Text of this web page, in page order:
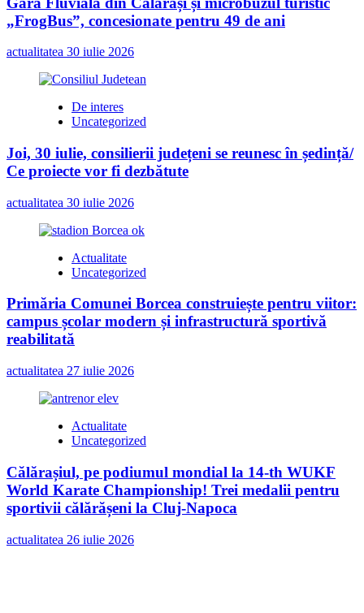
„FrogBus”, concesionate pentru 49 de ani
actualitatea 30 iulie 2026
De interes
Uncategorized
Joi, 30 iulie, consilierii județeni se reunesc în ședință/
Ce proiecte vor fi dezbătute
actualitatea 30 iulie 2026
Actualitate
Uncategorized
Primăria Comunei Borcea construiește pentru viitor:
campus școlar modern și infrastructură sportivă
reabilitată
actualitatea 27 iulie 2026
Actualitate
Uncategorized
Călărașiul, pe podiumul mondial la 14-th WUKF
World Karate Championship! Trei medalii pentru
sportivii călărășeni la Cluj-Napoca
actualitatea 26 iulie 2026